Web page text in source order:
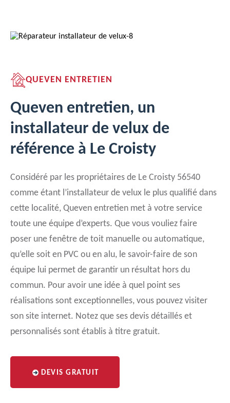
QUEVEN ENTRETIEN
Queven entretien, un
installateur de velux de
référence à Le Croisty
Considéré par les propriétaires de Le Croisty 56540
comme étant l’installateur de velux le plus qualifié dans
cette localité, Queven entretien met à votre service
toute une équipe d’experts. Que vous vouliez faire
poser une fenêtre de toit manuelle ou automatique,
qu’elle soit en PVC ou en alu, le savoir-faire de son
équipe lui permet de garantir un résultat hors du
commun. Pour avoir une idée à quel point ses
réalisations sont exceptionnelles, vous pouvez visiter
son site internet. Notez que ses devis détaillés et
personnalisés sont établis à titre gratuit.
DEVIS GRATUIT